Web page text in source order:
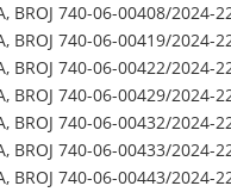
BROJ 740-06-00408/
BROJ 740-06-00419/
BROJ 740-06-00422/
BROJ 740-06-00429/
BROJ 740-06-00432/
BROJ 740-06-00433/
BROJ 740-06-00443/